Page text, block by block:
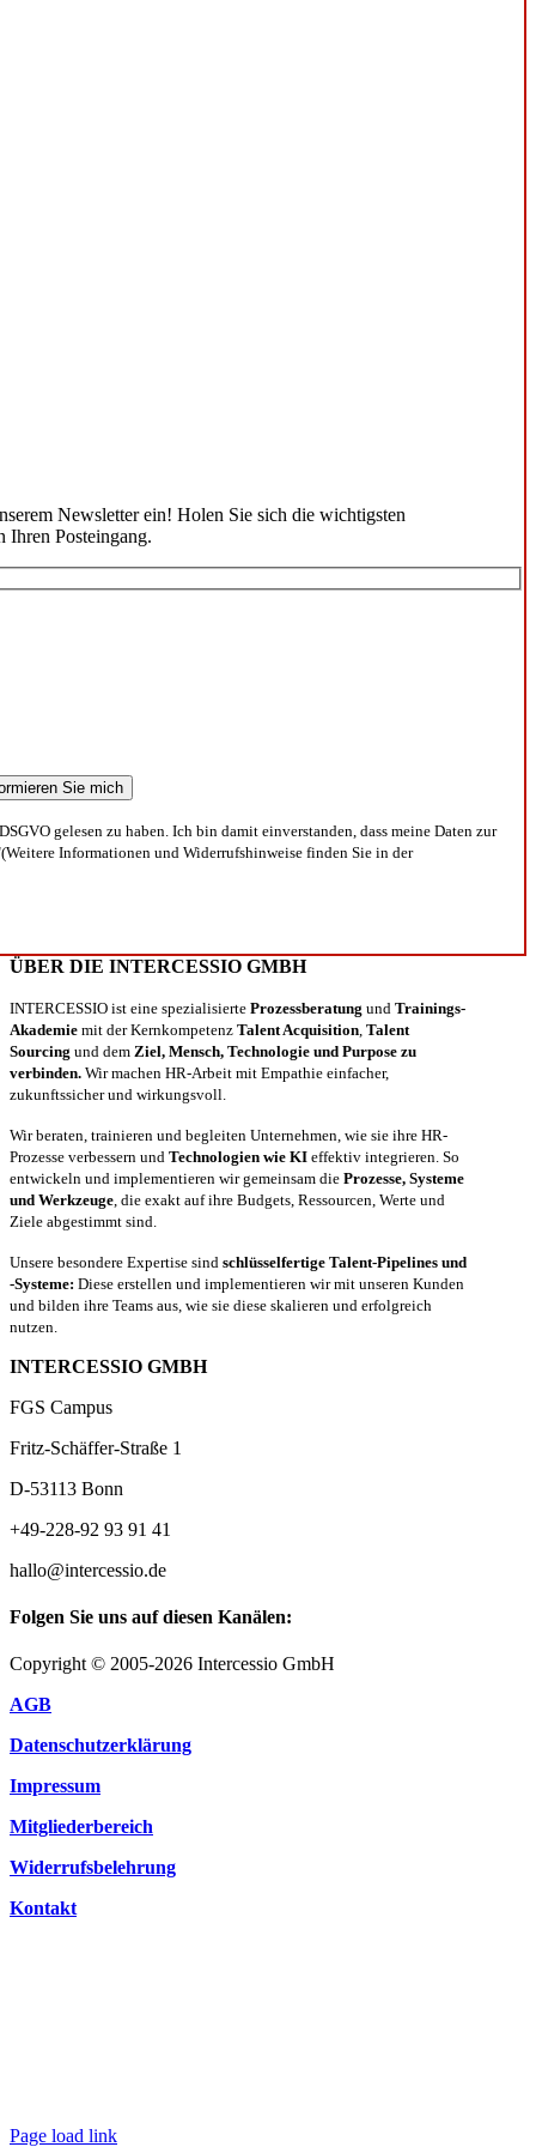
Newsletter ein! Holen Sie sich die wichtigsten
Ihren Posteingang.
gelesen zu haben. Ich bin damit einverstanden, dass meine Daten zur
Informationen und Widerrufshinweise finden Sie in der
ÜBER DIE INTERCESSIO GMBH
INTERCESSIO ist eine spezialisierte Prozessberatung und Trainings-
Akademie mit der Kernkompetenz Talent Acquisition Talent
Sourcing und dem Ziel, Mensch, Technologie und Purpose zu
verbinden. Wir machen HR-Arbeit mit Empathie einfacher,
zukunftssicher und wirkungsvoll.
Wir beraten, trainieren und begleiten Unternehmen, wie sie ihre HR-
Prozesse verbessern und Technologien wie KI effektiv integrieren. So
entwickeln und implementieren wir gemeinsam die Prozesse, Systeme
und Werkzeuge , die exakt auf ihre Budgets, Ressourcen, Werte und
Ziele abgestimmt sind.
Unsere besondere Expertise sind schlüsselfertige Talent-Pipelines und
-Systeme: Diese erstellen und implementieren wir mit unseren Kunden
und bilden ihre Teams aus, wie sie diese skalieren und erfolgreich
nutzen.
INTERCESSIO GMBH
FGS Campus
Fritz-Schäffer-Straße 1
D-53113 Bonn
+49-228-92 93 91 41
hallo@intercessio.de
Folgen Sie uns auf diesen Kanälen:
Copyright © 2005-2026 Intercessio GmbH
AGB
Datenschutzerklärung
Impressum
Mitgliederbereich
Widerrufsbelehrung
Kontakt
Page load link